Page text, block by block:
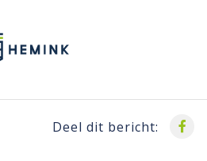
Deel dit bericht: